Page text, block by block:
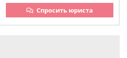
Спросить юриста